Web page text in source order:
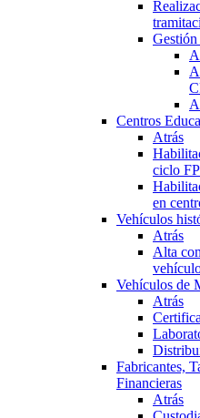
Centros
Atrás
ciclo FP
en
Vehículos
Atrás
Alta
Vehículos de
Atrás
Fabricantes,
Financieras
Atrás